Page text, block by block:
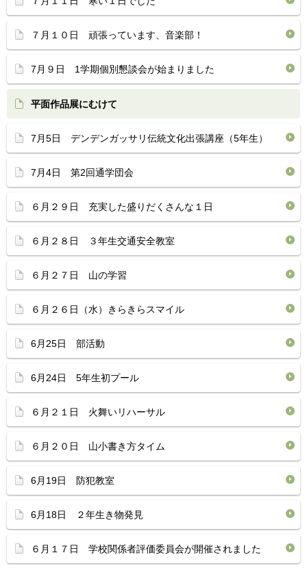
７月１０日 頑張っています、音楽部！
7月９日 1学期個別懇談会が始まりました
平面作品展にむけて
7月5日 デンデンガッサリ伝統文化出張講座（5年生）
7月4日 第2回通学団会
６月２９日 充実した盛りだくさんな１日
６月２８日 ３年生交通安全教室
６月２７日 山の学習
６月２６日（水）きらきらスマイル
6月25日 部活動
6月24日 5年生初プール
６月２１日 火舞いリハーサル
６月２０日 山小書き方タイム
6月19日 防犯教室
6月18日 ２年生き物発見
６月１７日 学校関係者評価委員会が開催されました